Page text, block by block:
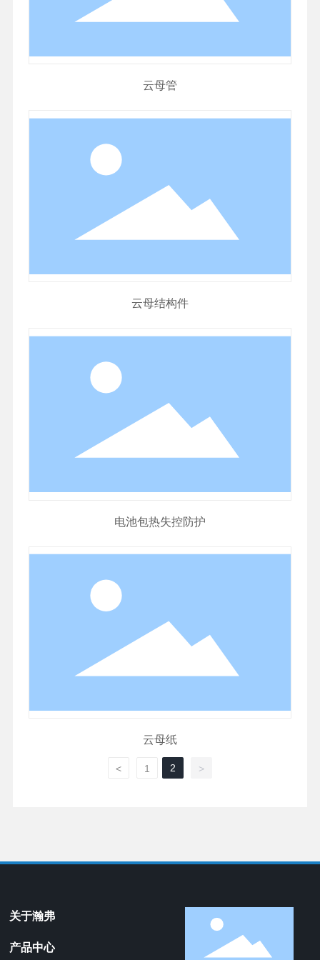
云母管
云母结构件
电池包热失控防护
云母纸
< 1 2 >
关于瀚弗
产品中心